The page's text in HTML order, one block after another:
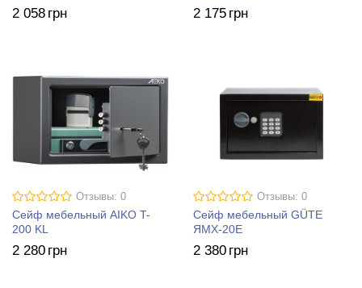
2 058 грн 2 175 грн
Отзывы: 0
Сейф мебельный AIKO T-
200 KL
2 280 грн
Отзывы: 0
Сейф мебельный GÜTE
ЯМХ-20Е
2 380 грн